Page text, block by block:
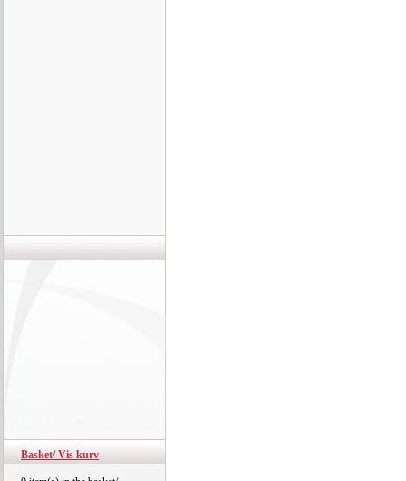
Basket/ Vis kurv